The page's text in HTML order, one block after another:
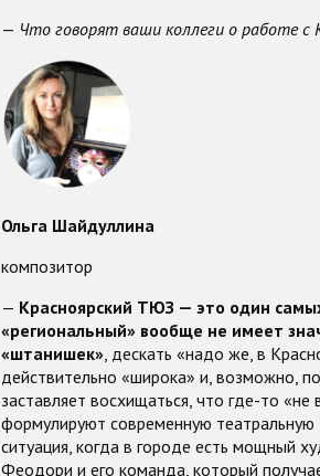
— Что говорят ваши коллеги о работе с
Ольга Шайдуллина
композитор
— Красноярский ТЮЗ — это один
«региональный» вообще не имеет
«штанишек», дескать «надо же, в
действительно «широка» и, возможно,
заставляет восхищаться, что где-то
формулируют современную
ситуация, когда в городе есть мощный
Феодори и его команда, который